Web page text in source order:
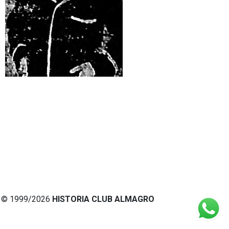
© 1999/2026 HISTORIA CLUB ALMAGRO